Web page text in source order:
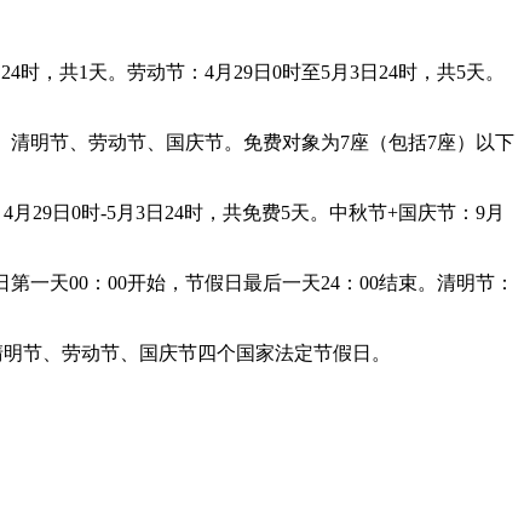
，共1天。劳动节：4月29日0时至5月3日24时，共5天。
明节、劳动节、国庆节。免费对象为7座（包括7座）以下
29日0时-5月3日24时，共免费5天。中秋节+国庆节：9月
一天00：00开始，节假日最后一天24：00结束。清明节：
节、劳动节、国庆节四个国家法定节假日。